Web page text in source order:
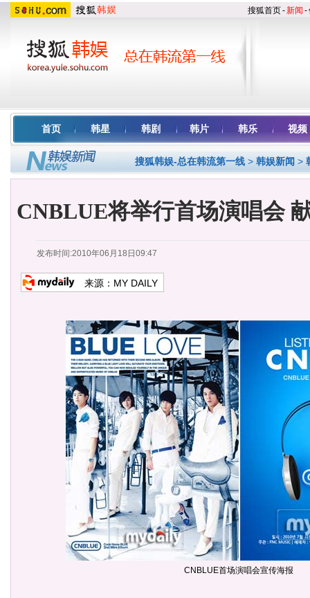
搜狐首页-新闻 -
首页 韩星 韩剧 韩片 韩乐 视频
搜狐韩娱-总在韩流第一线 > 韩娱新闻 >
CNBLUE将举行首场演唱会
发布时间:2010年06月18日09:47
来源： MY DAILY
CNBLUE首场演唱会宣传海报